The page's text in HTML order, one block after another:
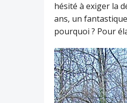
hésité à exiger la
ans, un
pourquoi ? Pour